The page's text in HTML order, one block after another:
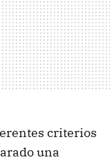
criterios
una